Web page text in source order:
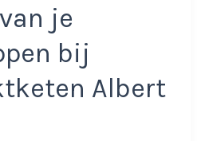
je
bij
Albert